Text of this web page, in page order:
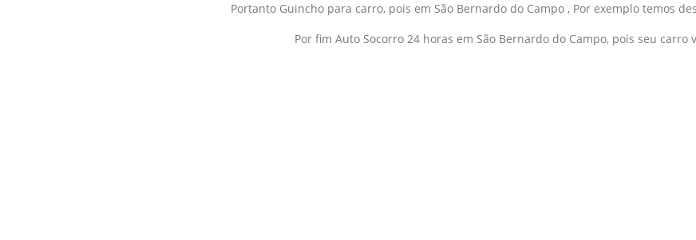
Portanto Guincho para carro, pois em São Bernardo do Campo , Por exemplo temos
Por fim Auto Socorro 24 horas em São Bernardo do Campo, pois seu carro